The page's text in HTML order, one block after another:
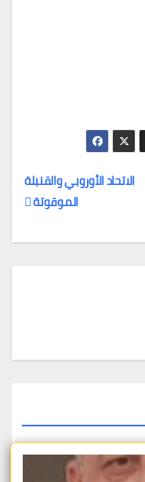
الاتحاد الأوروبي والقنبلة
الموقوتة